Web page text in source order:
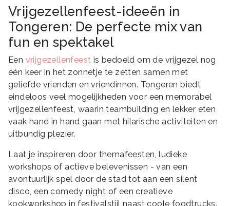
Vrijgezellenfeest-ideeën in
Tongeren: De perfecte mix van
fun en spektakel
Een vrijgezellenfeest is bedoeld om de vrijgezel nog
één keer in het zonnetje te zetten samen met
geliefde vrienden en vriendinnen. Tongeren biedt
eindeloos veel mogelijkheden voor een memorabel
vrijgezellenfeest, waarin teambuilding en lekker eten
vaak hand in hand gaan met hilarische activiteiten en
uitbundig plezier.
Laat je inspireren door themafeesten, ludieke
workshops of actieve belevenissen - van een
avontuurlijk spel door de stad tot aan een silent
disco, een comedy night of een creatieve
kookworkshop in festivalstijl naast coole foodtrucks.